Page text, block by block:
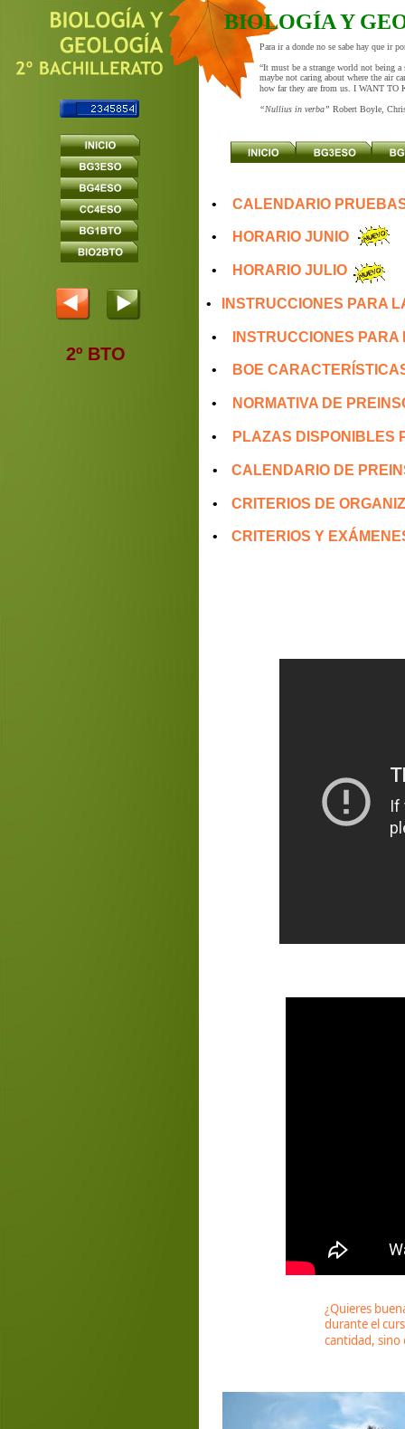
BIOLOGÍA Y
Para ir a donde no se sabe hay que ir
“It must be a strange world not being
maybe not caring about where the air
how far they are from us. I WANT TO
“Nullius in verba” Robert Boyle,
• CALENDARIO
• HORARIO JUNIO
• HORARIO JULIO
• INSTRUCCIONES PARA
• INSTRUCCIONES
• BOE
• NORMATIVA DE
• PLAZAS DISPONIBLES
• CALENDARIO DE
• CRITERIOS DE
• CRITERIOS Y
¿Quieres
durante el
cantidad, sino
2º BTO